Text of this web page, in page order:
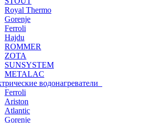
Royal Thermo
Gorenje
Ferroli
Hajdu
ROMMER
ZOTA
SUNSYSTEM
METALAC
водонагреватели
Ferroli
Ariston
Atlantic
Gorenje